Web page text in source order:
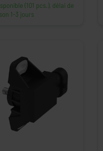
(101 pcs.), délai de
1-3 jours